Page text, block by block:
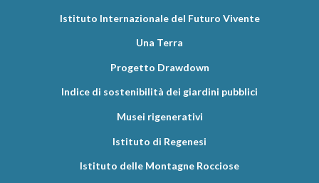
Istituto Internazionale del Futuro Vivente
Una Terra
Progetto Drawdown
Indice di sostenibilità dei giardini pubblici
Musei rigenerativi
Istituto di Regenesi
Istituto delle Montagne Rocciose